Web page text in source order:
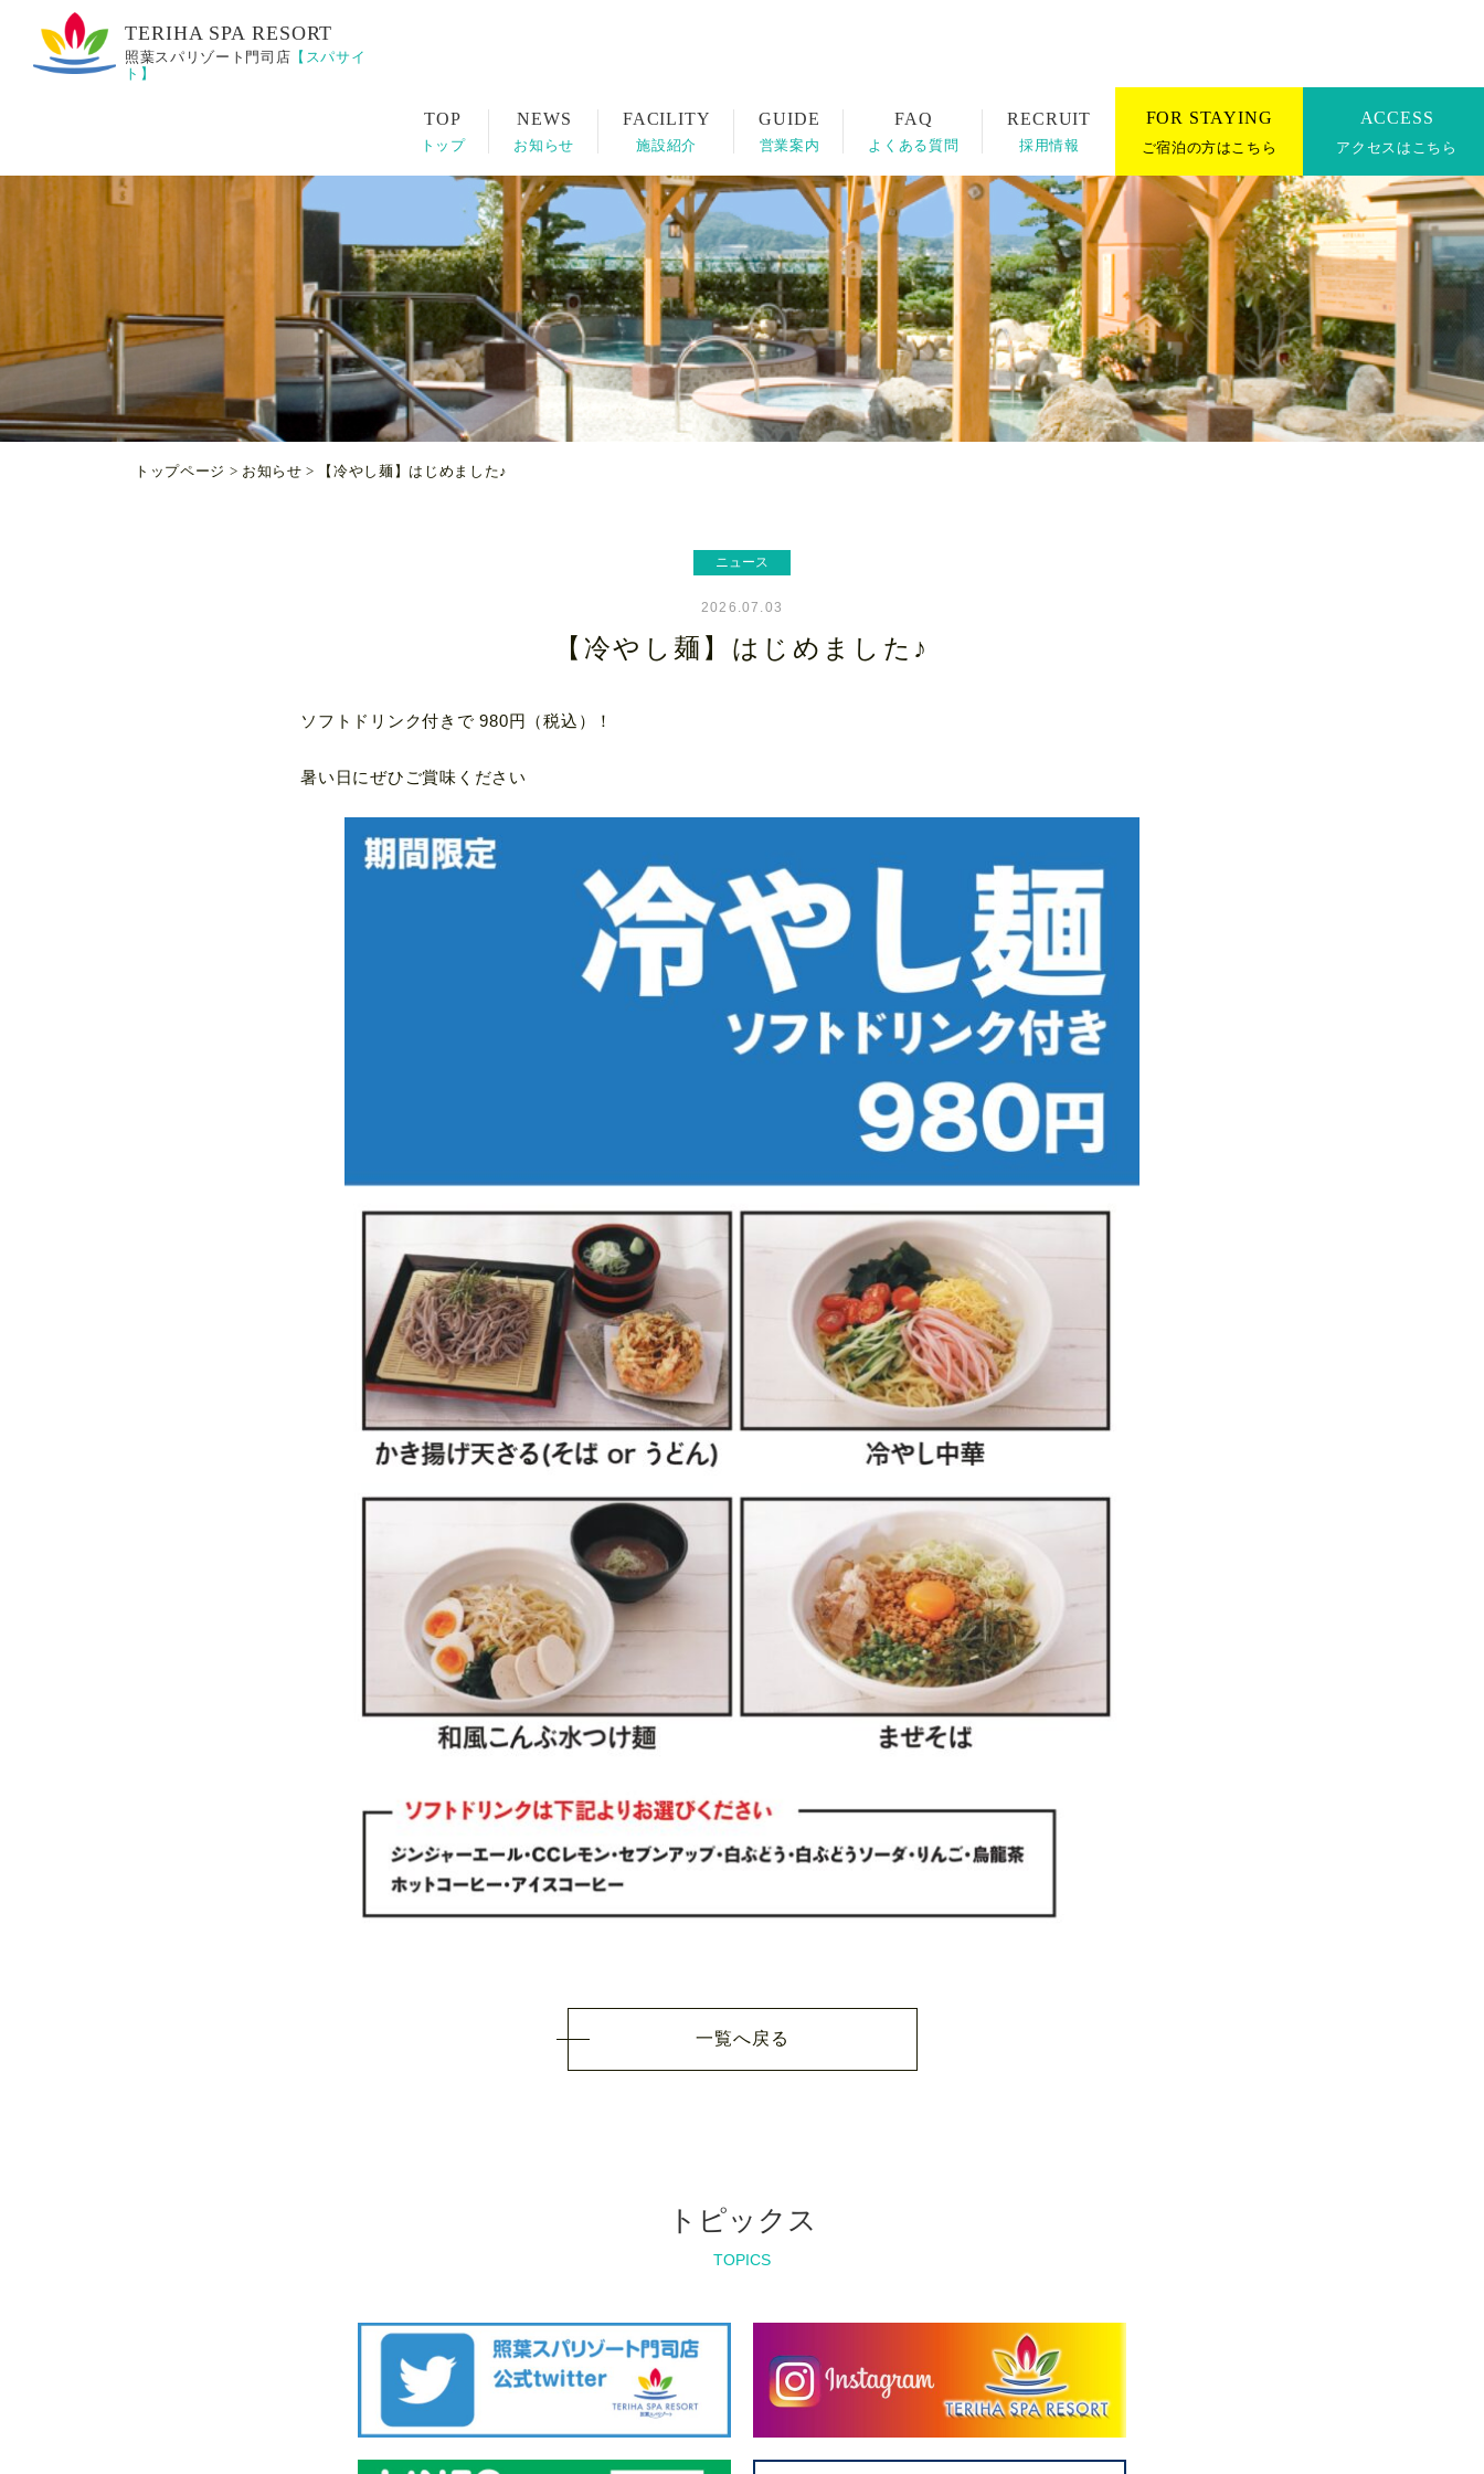
照葉スパリゾート門司店 【スパサイ
ト】
トップ お知らせ 施設紹介 営業案内 よくある質問 採用情報 ご宿泊の方はこちら アクセスはこちら
トップページ > お知らせ > 【冷やし麺】はじめました♪
ニュース
2026.07.03
【冷やし麺】はじめました♪
ソフトドリンク付きで 980円（税込）！
暑い日にぜひご賞味ください
一覧へ戻る
トピックス
TOPICS